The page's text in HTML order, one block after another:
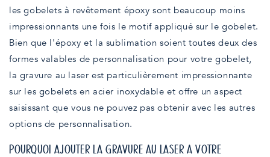
les gobelets à revêtement époxy sont beaucoup moins
impressionnants une fois le motif appliqué sur le gobelet.
Bien que l'époxy et la sublimation soient toutes deux des
formes valables de personnalisation pour votre gobelet,
la gravure au laser est particulièrement impressionnante
sur les gobelets en acier inoxydable et offre un aspect
saisissant que vous ne pouvez pas obtenir avec les autres
options de personnalisation.
POURQUOI AJOUTER LA GRAVURE AU LASER À VOTRE